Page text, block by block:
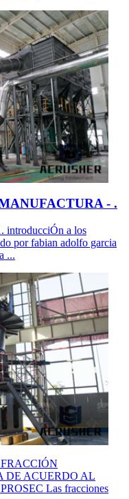
- .
introducciÓn a los
por fabian adolfo garcia
...
DE ACUERDO AL
Las fracciones